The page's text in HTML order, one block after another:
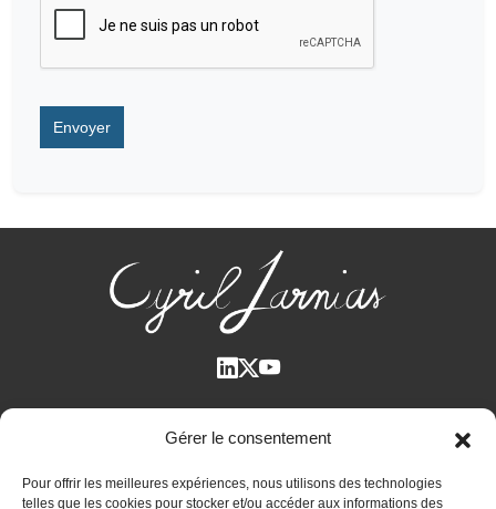
Gérer le consentement
Pour offrir les meilleures expériences, nous utilisons des technologies
telles que les cookies pour stocker et/ou accéder aux informations des
Plan des articles